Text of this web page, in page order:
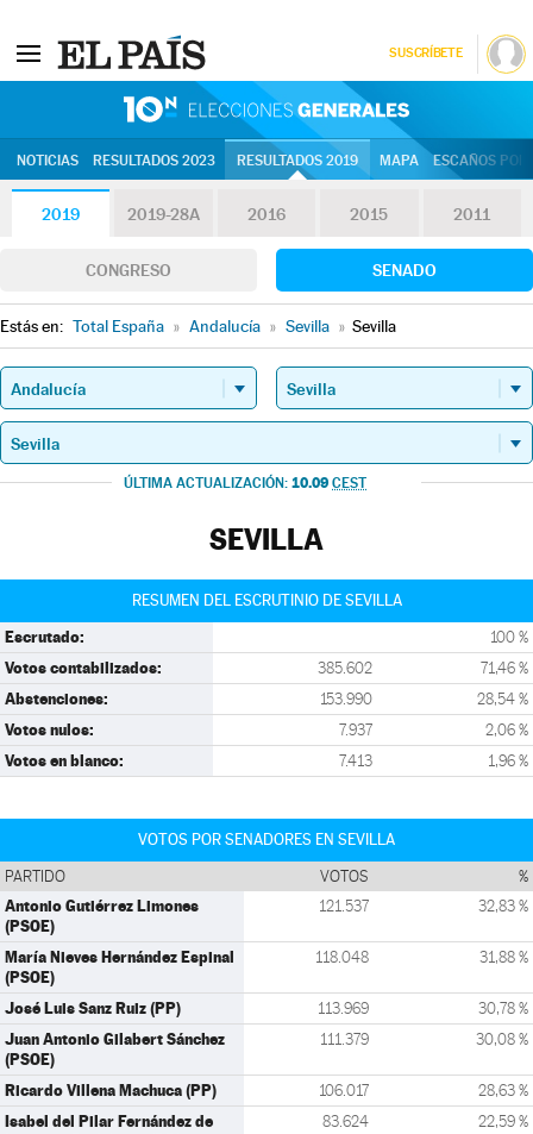
SUSCRÍBETE
NOTICIAS RESULTADOS 2023 RESULTADOS 2019 MAPA ESCAÑOS
2019 2019-28A 2016 2015 2011
CONGRESO SENADO
Estás en: Total España » Andalucía » Sevilla » Sevilla
ÚLTIMA ACTUALIZACIÓN: 10.09 CEST
SEVILLA
RESUMEN DEL ESCRUTINIO DE SEVILLA
Escrutado: 100 %
Votos contabilizados: 385.602 71,46 %
Abstenciones: 153.990 28,54 %
Votos nulos: 7.937 2,06 %
Votos en blanco: 7.413 1,96 %
VOTOS POR SENADORES EN SEVILLA
PARTIDO VOTOS %
Antonio Gutiérrez Limones
(PSOE)
121.537 32,83 %
María Nieves Hernández Espinal
(PSOE)
118.048 31,88 %
José Luis Sanz Ruiz (PP) 113.969 30,78 %
Juan Antonio Gilabert Sánchez
(PSOE)
111.379 30,08 %
Ricardo Villena Machuca (PP) 106.017 28,63 %
Isabel del Pilar Fernández de
83.624 22,59 %